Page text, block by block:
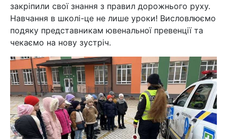
закріпили свої знання з правил дорожнього руху.
Навчання в школі-це не лише уроки! Висловлюємо
подяку представникам ювенальної превенції та
чекаємо на нову зустріч.